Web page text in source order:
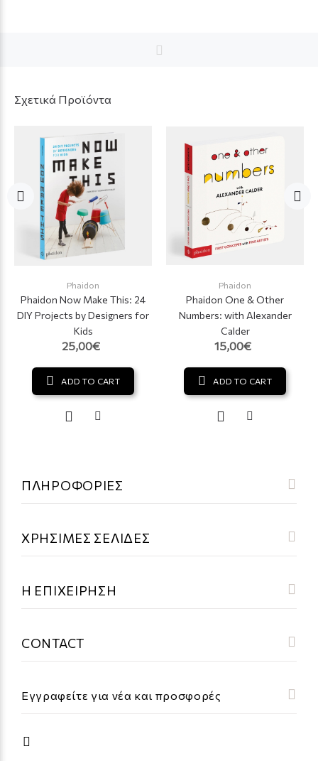
Σχετικά Προϊόντα
Phaidon
Phaidon Now Make This: 24
DIY Projects by Designers for
Kids
25,00€
ADD TO CART
Phaidon
Phaidon One & Other
Numbers: with Alexander
Calder
15,00€
ADD TO CART
Εγγραφείτε για νέα και προσφορές
ΠΛΗΡΟΦΟΡΙΕΣ
ΧΡΗΣΙΜΕΣ ΣΕΛΙΔΕΣ
Η ΕΠΙΧΕΙΡΗΣΗ
CONTACT